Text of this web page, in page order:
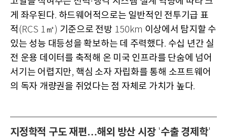
게 좌우된다. 하드웨어적으로는 일반적인 전투기급 표
적 (RCS 1 ㎡ ) 기준으로 전방 150km 이상에서 탐지할 수
있는 성능 대등성을 확보하는 데 주력했다. 수십 년간 실
전 운용 데이터를 축적해 온 미국 인프라를 단숨에 넘어
서기는 어렵지만, 핵심 소자 자립화를 통해 소프트웨어
의 독자 개량권을 쥐었다는 점 자체로 가치가 높다.
지정학적 구도 재편…해외 방산 시장 '수출 경제학'